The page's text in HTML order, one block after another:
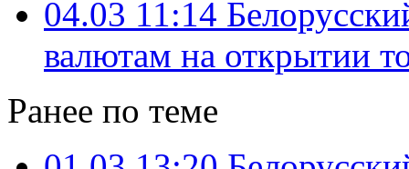
04.03 11:14
валютам на открытии
Ранее по теме